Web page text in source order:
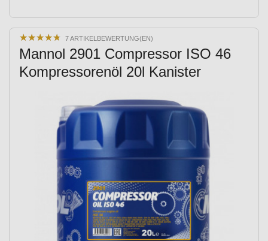
★★★★★
★★★★★ 7 ARTIKELBEWERTUNG(EN)
Mannol 2901 Compressor ISO 46
Kompressorenöl 20l Kanister